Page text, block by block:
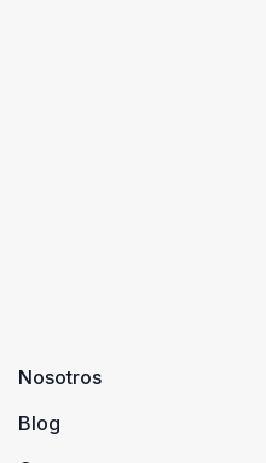
Nosotros
Blog